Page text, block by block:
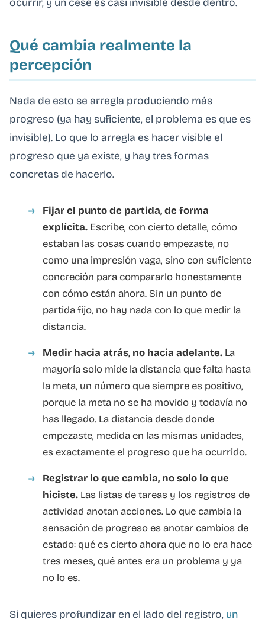
ocurrir, y un cese es casi invisible desde dentro.
Qué cambia realmente la
percepción
Nada de esto se arregla produciendo más
progreso (ya hay suficiente, el problema es que es
invisible). Lo que lo arregla es hacer visible el
progreso que ya existe, y hay tres formas
concretas de hacerlo.
Fijar el punto de partida, de forma
explícita. Escribe, con cierto detalle, cómo
estaban las cosas cuando empezaste, no
como una impresión vaga, sino con suficiente
concreción para compararlo honestamente
con cómo están ahora. Sin un punto de
partida fijo, no hay nada con lo que medir la
distancia.
Medir hacia atrás, no hacia adelante. La
mayoría solo mide la distancia que falta hasta
la meta, un número que siempre es positivo,
porque la meta no se ha movido y todavía no
has llegado. La distancia desde donde
empezaste, medida en las mismas unidades,
es exactamente el progreso que ha ocurrido.
Registrar lo que cambia, no solo lo que
hiciste. Las listas de tareas y los registros de
actividad anotan acciones. Lo que cambia la
sensación de progreso es anotar cambios de
estado: qué es cierto ahora que no lo era hace
tres meses, qué antes era un problema y ya
no lo es.
Si quieres profundizar en el lado del registro, un